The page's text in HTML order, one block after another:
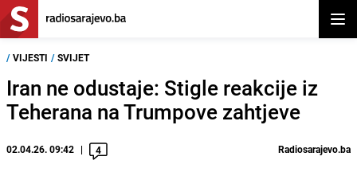
/ VIJESTI / SVIJET
Iran ne odustaje: Stigle reakcije iz
Teherana na Trumpove zahtjeve
02.04.26. 09:42 4 Radiosarajevo.ba